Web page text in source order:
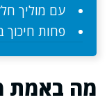
עם מוליך
פחות
מה באמת